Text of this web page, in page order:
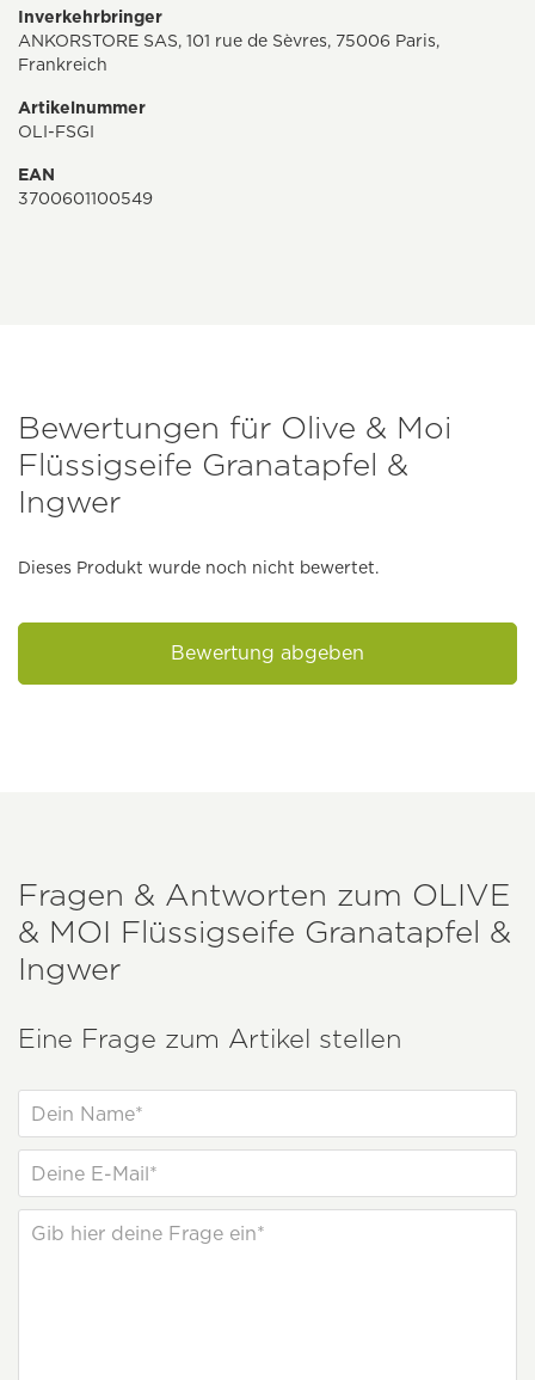
Inverkehrbringer
ANKORSTORE SAS, 101 rue de Sèvres, 75006 Paris,
Frankreich
Artikelnummer
OLI-FSGI
EAN
3700601100549
Bewertungen für Olive & Moi
Flüssigseife Granatapfel &
Ingwer
Dieses Produkt wurde noch nicht bewertet.
Bewertung abgeben
Fragen & Antworten zum OLIVE
& MOI Flüssigseife Granatapfel &
Ingwer
Eine Frage zum Artikel stellen